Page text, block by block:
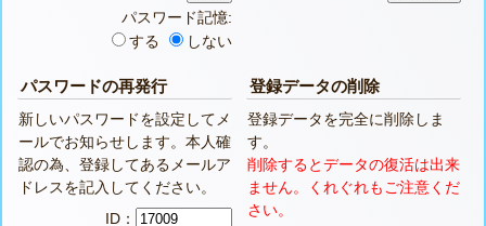
パスワード記憶:
する
しない
パスワードの再発行
新しいパスワードを設定してメ
ールでお知らせします。本人確
認の為、登録してあるメールア
ドレスを記入してください。
ID：
登録データの削除
登録データを完全に削除しま
す。
削除するとデータの復活は出来
ません。くれぐれもご注意くだ
さい。